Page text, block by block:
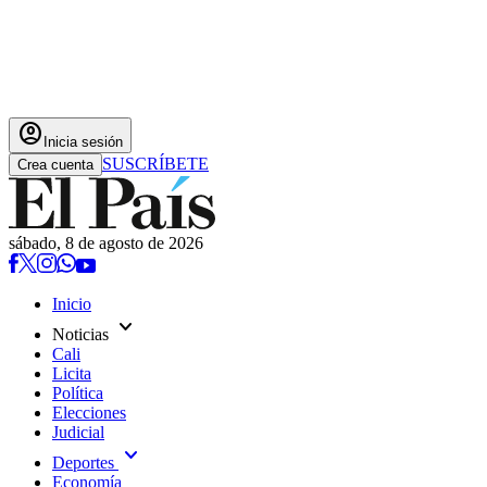
account_circle Inicia sesión
Crea cuenta SUSCRÍBETE
sábado, 8 de agosto de 2026
Inicio
Noticias expand_more
Cali
Licita
Política
Elecciones
Judicial
Deportes expand_more
Economía